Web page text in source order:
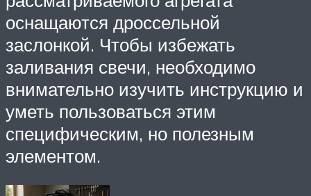
оснащаются дроссельной
заслонкой. Чтобы избежать
заливания свечи, необходимо
внимательно изучить инструкцию и
уметь пользоваться этим
специфическим, но полезным
элементом.